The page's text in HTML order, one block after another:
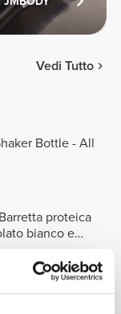
Vedi Tutto
Bottle - All
proteica
bianco e
Vedi Tutto